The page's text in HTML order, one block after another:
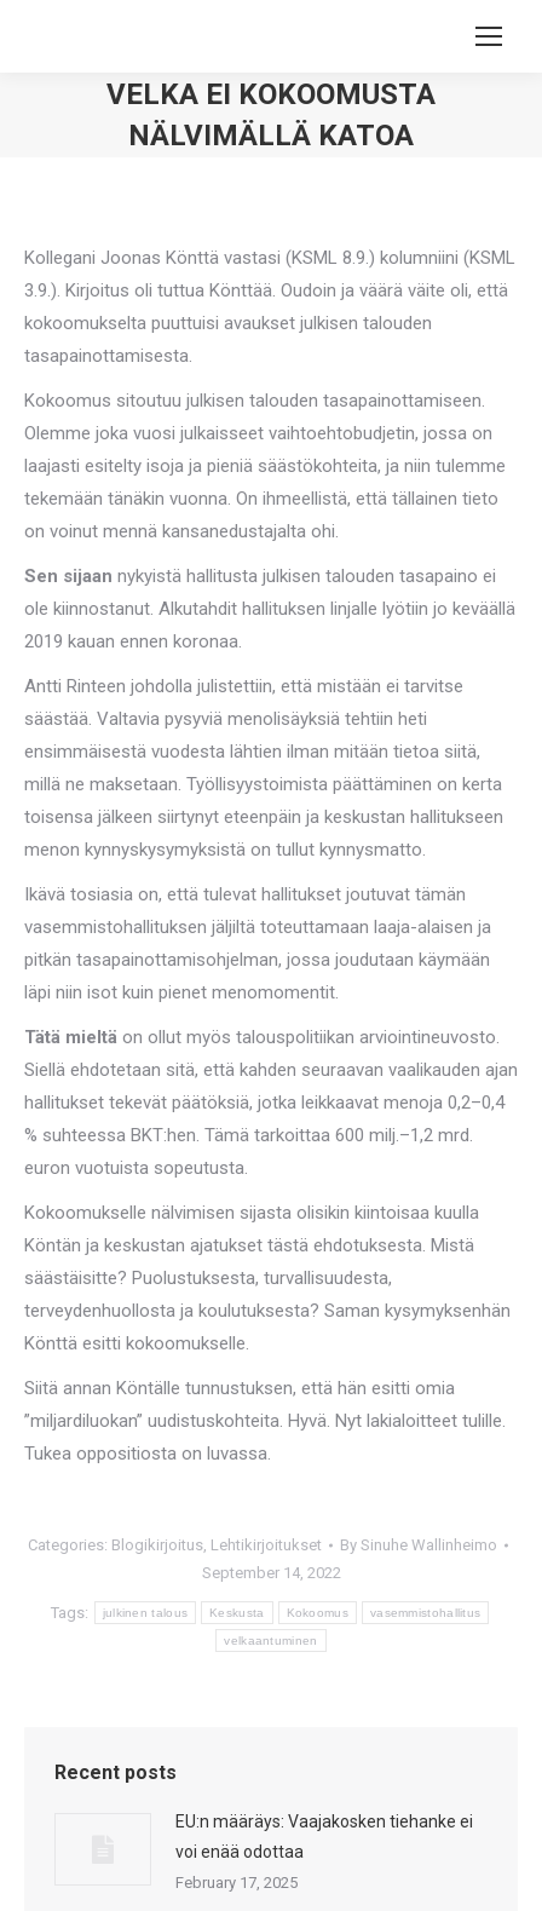
VELKA EI KOKOOMUSTA
NÄLVIMÄLLÄ KATOA
Kollegani Joonas Könttä vastasi (KSML 8.9.) kolumniini (KSML
3.9.). Kirjoitus oli tuttua Könttää. Oudoin ja väärä väite oli, että
kokoomukselta puuttuisi avaukset julkisen talouden
tasapainottamisesta.
Kokoomus sitoutuu julkisen talouden tasapainottamiseen.
Olemme joka vuosi julkaisseet vaihtoehtobudjetin, jossa on
laajasti esitelty isoja ja pieniä säästökohteita, ja niin tulemme
tekemään tänäkin vuonna. On ihmeellistä, että tällainen tieto
on voinut mennä kansanedustajalta ohi.
Sen sijaan nykyistä hallitusta julkisen talouden tasapaino ei
ole kiinnostanut. Alkutahdit hallituksen linjalle lyötiin jo keväällä
2019 kauan ennen koronaa.
Antti Rinteen johdolla julistettiin, että mistään ei tarvitse
säästää. Valtavia pysyviä menolisäyksiä tehtiin heti
ensimmäisestä vuodesta lähtien ilman mitään tietoa siitä,
millä ne maksetaan. Työllisyystoimista päättäminen on kerta
toisensa jälkeen siirtynyt eteenpäin ja keskustan hallitukseen
menon kynnyskysymyksistä on tullut kynnysmatto.
Ikävä tosiasia on, että tulevat hallitukset joutuvat tämän
vasemmistohallituksen jäljiltä toteuttamaan laaja-alaisen ja
pitkän tasapainottamisohjelman, jossa joudutaan käymään
läpi niin isot kuin pienet menomomentit.
Tätä mieltä on ollut myös talouspolitiikan arviointineuvosto.
Siellä ehdotetaan sitä, että kahden seuraavan vaalikauden ajan
hallitukset tekevät päätöksiä, jotka leikkaavat menoja 0,2–0,4
% suhteessa BKT:hen. Tämä tarkoittaa 600 milj.–1,2 mrd.
euron vuotuista sopeutusta.
Kokoomukselle nälvimisen sijasta olisikin kiintoisaa kuulla
Köntän ja keskustan ajatukset tästä ehdotuksesta. Mistä
säästäisitte? Puolustuksesta, turvallisuudesta,
terveydenhuollosta ja koulutuksesta? Saman kysymyksenhän
Könttä esitti kokoomukselle.
Siitä annan Köntälle tunnustuksen, että hän esitti omia
”miljardiluokan” uudistuskohteita. Hyvä. Nyt lakialoitteet tulille.
Tukea oppositiosta on luvassa.
Categories: Blogikirjoitus, Lehtikirjoitukset By Sinuhe Wallinheimo
September 14, 2022
Tags: julkinen talous Keskusta Kokoomus vasemmistohallitus
velkaantuminen
Recent posts
EU:n määräys: Vaajakosken tiehanke ei
voi enää odottaa
February 17, 2025